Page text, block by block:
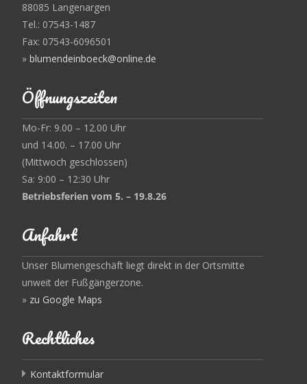
88085 Langenargen
Tel.: 07543-1487
Fax: 07543-6096501
» blumendeinboeck@online.de
Öffnungszeiten
Mo-Fr: 9.00 – 12.00 Uhr
und 14.00. – 17.00 Uhr
(Mittwoch geschlossen)
Sa: 9:00 – 12:30 Uhr
Betriebsferien vom 5. – 19.8.26
Anfahrt
Unser Blumengeschäft liegt direkt in der Ortsmitte
unweit der Fußgängerzone.
» zu Google Maps
Rechtliches
Kontaktformular